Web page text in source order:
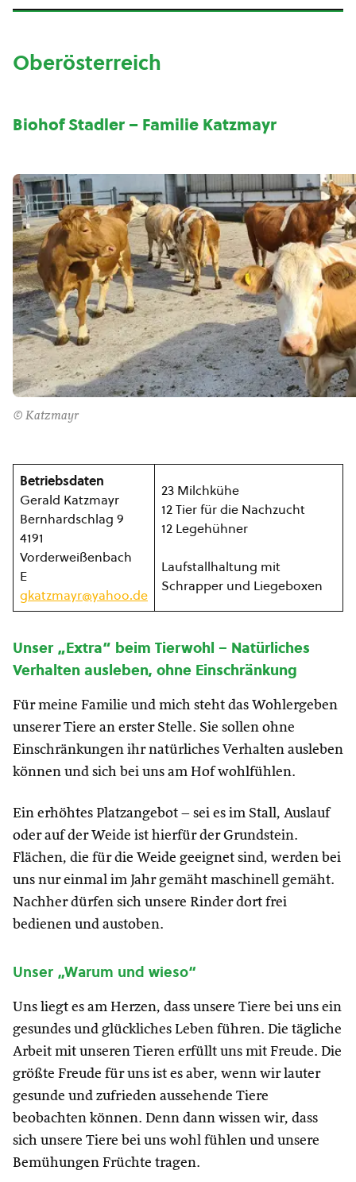
Oberösterreich
Biohof Stadler – Familie Katzmayr
© Katzmayr
Betriebsdaten
Gerald Katzmayr
Bernhardschlag 9
4191
Vorderweißenbach
E
gkatzmayr@yahoo.de
23 Milchkühe
12 Tier für die Nachzucht
12 Legehühner
Laufstallhaltung mit
Schrapper und Liegeboxen
Unser „Extra“ beim Tierwohl – Natürliches
Verhalten ausleben, ohne Einschränkung
Für meine Familie und mich steht das Wohlergeben
unserer Tiere an erster Stelle. Sie sollen ohne
Einschränkungen ihr natürliches Verhalten ausleben
können und sich bei uns am Hof wohlfühlen.
Ein erhöhtes Platzangebot – sei es im Stall, Auslauf
oder auf der Weide ist hierfür der Grundstein.
Flächen, die für die Weide geeignet sind, werden bei
uns nur einmal im Jahr gemäht maschinell gemäht.
Nachher dürfen sich unsere Rinder dort frei
bedienen und austoben.
Unser „Warum und wieso“
Uns liegt es am Herzen, dass unsere Tiere bei uns ein
gesundes und glückliches Leben führen. Die tägliche
Arbeit mit unseren Tieren erfüllt uns mit Freude. Die
größte Freude für uns ist es aber, wenn wir lauter
gesunde und zufrieden aussehende Tiere
beobachten können. Denn dann wissen wir, dass
sich unsere Tiere bei uns wohl fühlen und unsere
Bemühungen Früchte tragen.